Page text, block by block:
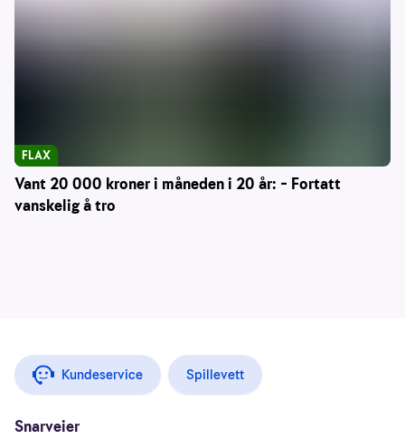
Vant 20 000 kroner i måneden i 20 år: – Fortatt
vanskelig å tro
FLAX
Kundeservice Spillevett
Snarveier